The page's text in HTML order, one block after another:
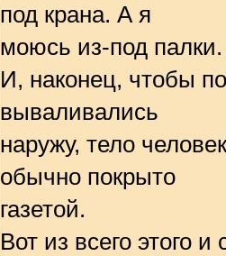
под кpана. А я
моюсь из-под палки.
И, наконец, чтобы
вываливались
наpужу, тело
обычно покpыто
газетой.
Вот из всего этого